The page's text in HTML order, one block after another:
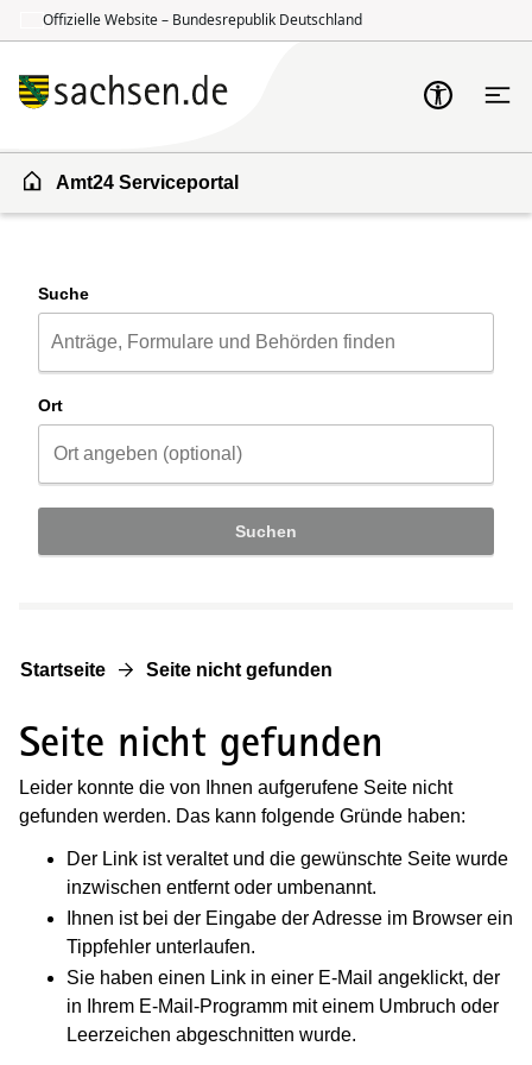
Offizielle Website – Bundesrepublik Deutschland
Amt24 Serviceportal
Suche
Ort
Suchen
Startseite Seite nicht gefunden
Seite nicht gefunden
Leider konnte die von Ihnen aufgerufene Seite nicht
gefunden werden. Das kann folgende Gründe haben:
Der Link ist veraltet und die gewünschte Seite wurde
inzwischen entfernt oder umbenannt.
Ihnen ist bei der Eingabe der Adresse im Browser ein
Tippfehler unterlaufen.
Sie haben einen Link in einer E-Mail angeklickt, der
in Ihrem E-Mail-Programm mit einem Umbruch oder
Leerzeichen abgeschnitten wurde.